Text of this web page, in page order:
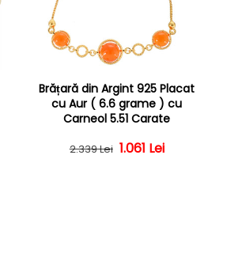
Brățară din Argint 925 Placat
cu Aur ( 6.6 grame ) cu
Carneol 5.51 Carate
Preț obișnuit
2.339 Lei Preț redus
1.061 Lei